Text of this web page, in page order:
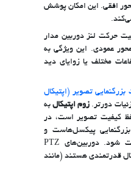
افقی. این امکان پوشش
حرکت لنز دوربین مدار
عمودی. این ویژگی به
مختلف یا زوایای دید
بزرگنمایی تصویر (اپتیکال
دورتر. زوم اپتیکالبه
کیفیت تصویر است، در
بزرگنمایی پیکسل‌هاست و
می‌تواند منجر به افت کیفیت شود. دوربین‌های PTZ
قدرتمندی هستند (مانند